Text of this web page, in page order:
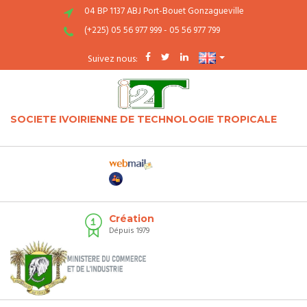
04 BP 1137 ABJ Port-Bouet Gonzagueville
(+225) 05 56 977 999 - 05 56 977 799
Suivez nous:
SOCIETE IVOIRIENNE DE TECHNOLOGIE TROPICALE
Création
Dépuis 1979